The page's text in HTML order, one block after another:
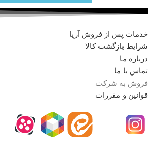
خدمات پس از فروش آریا
شرایط بازگشت کالا
درباره ما
تماس با ما
فروش به شرکت
قوانین و مقررات